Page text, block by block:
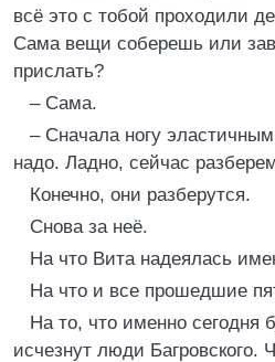
всё это с тобой проходили
Сама вещи соберешь или
прислать?
– Сама.
– Сначала ногу
надо. Ладно, сейчас
Конечно, они разберутся.
Снова за неё.
На что Вита надеялась
На что и все прошедшие
На то, что именно сегодня
исчезнут люди Багровского.